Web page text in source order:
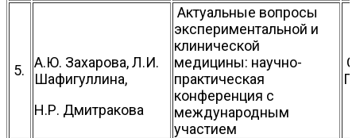
5.
А.Ю. Захарова, Л.И.
Шафигуллина,
Н.Р. Дмитракова
Актуальные вопросы
экспериментальной и
клинической
медицины: научно-
практическая
конференция с
международным
участием